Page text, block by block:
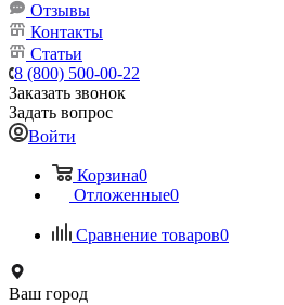
Отзывы
Контакты
Статьи
8 (800) 500-00-22
Заказать звонок
Задать вопрос
Войти
Корзина0
Отложенные0
Сравнение товаров0
Ваш город